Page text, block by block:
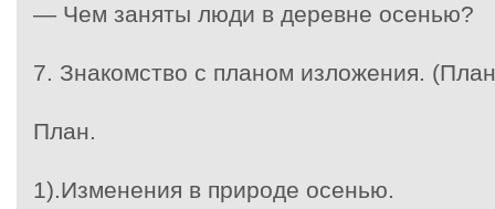
— Чем заняты люди в деревне осенью?
7. Знакомство с планом изложения.
План.
1).Изменения в природе осенью.